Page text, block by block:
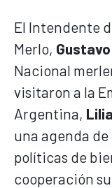
El Intendente
Merlo,
Nacional
visitaron a la
Argentina,
una agenda
políticas de
cooperación